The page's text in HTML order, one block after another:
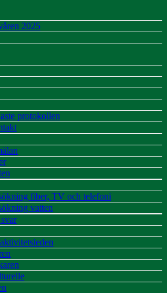
2025
protokollen
fiber, TV och telefoni
vatten